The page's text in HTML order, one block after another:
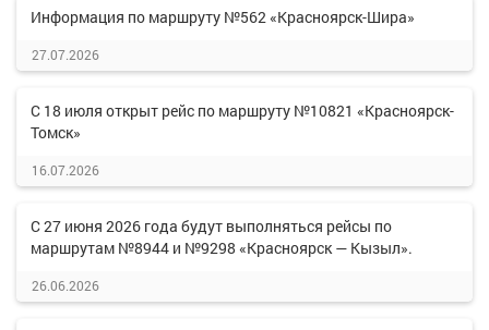
Информация по маршруту №562 «Красноярск-Шира»
27.07.2026
С 18 июля открыт рейс по маршруту №10821 «Красноярск-
Томск»
16.07.2026
С 27 июня 2026 года будут выполняться рейсы по
маршрутам №8944 и №9298 «Красноярск — Кызыл».
26.06.2026